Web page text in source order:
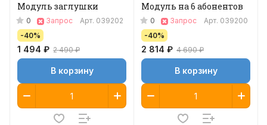
Модуль заглушки
0 Запрос Арт. 039202
-40%
1 494 ₽ 2 490 ₽
В корзину
Модуль на 6 абонентов
0 Запрос Арт. 039200
-40%
2 814 ₽ 4 690 ₽
В корзину